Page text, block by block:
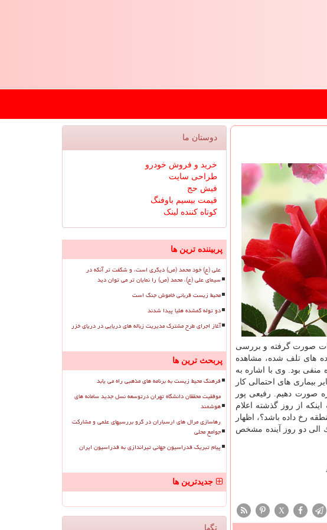
صورت گرفته و بررسی
های تلف شده، مشاهده
بود. وی با اشاره به
بیماری های احتمالی كار
صورت دهیم. رفیعی پور
از روز گذشته اعلام
رخ داده باشد؟، اظهار
الی دو روز آینده مشخص
X
دوستان ما
خرید و فروش خودرو
طراحی سایت
فیش حج
قیمت بیسیم باوفنگ
کوتاه کننده لینک
پربیننده ترین ها
علی (ع) خود محمد (ص) دیگری است، و شگفت تر آنکه در
سیمای علی (ع)، محمد (ص) را نمایان تر می توان دید
محیط زیست قربانی خاموش جنگ است
دو توله گمشده هلیا پیدا شدند
آغاز اجرای طرح مشترک مدیریت زباله های دریایی در دریای خزر
پربحث ترین ها
فرهنگ محیط زیست به برنامه های مذهبی راه می یابد
موفقیت محققان دانشگاه تهران درتوسعه نسل جدید سامانه های
هوشمند
رهاسازی مرال های ارسباران در گرو بررسیهای علمی و مشارکت
جوامع محلی
پیام تبریک فدراسیون جهانی تیراندازی به فدراسیون ایران
جدیدترین ها
تگها